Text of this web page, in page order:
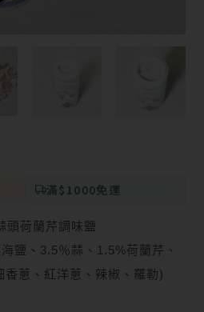
滿$1000免運
頭荷蘭芹調味鹽
鹽、3.5％蒜、1.5%荷蘭芹、
蔥、紅洋蔥、辣椒、羅勒)